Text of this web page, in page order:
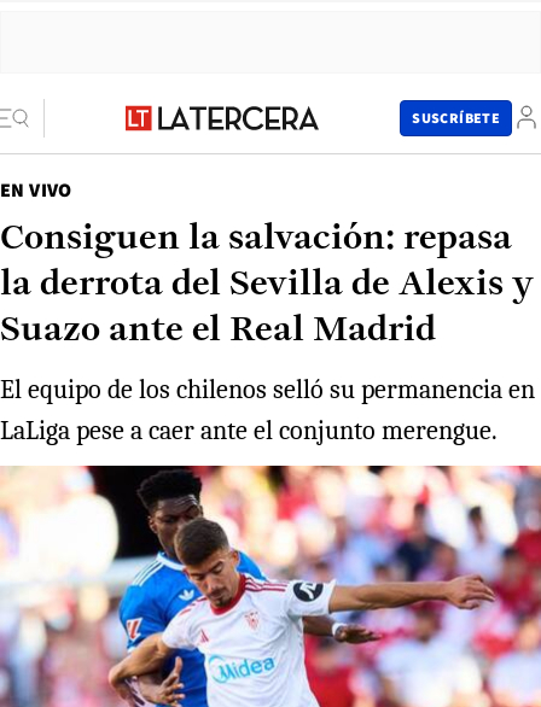
SUSCRÍBETE
EN VIVO
Consiguen la salvación: repasa
la derrota del Sevilla de Alexis y
Suazo ante el Real Madrid
El equipo de los chilenos selló su permanencia en
LaLiga pese a caer ante el conjunto merengue.